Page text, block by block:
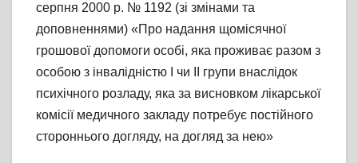
серпня 2000 р. № 1192 (зі змінами та
доповненнями) «Про надання щомісячної
грошової допомоги особі, яка проживає разом з
особою з інвалідністю I чи II групи внаслідок
психічного розладу, яка за висновком лікарської
комісії медичного закладу потребує постійного
стороннього догляду, на догляд за нею»